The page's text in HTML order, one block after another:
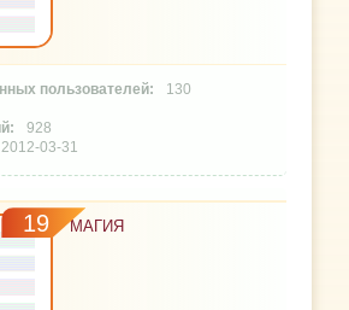
130
928
2012-03-31
19 МАГИЯ